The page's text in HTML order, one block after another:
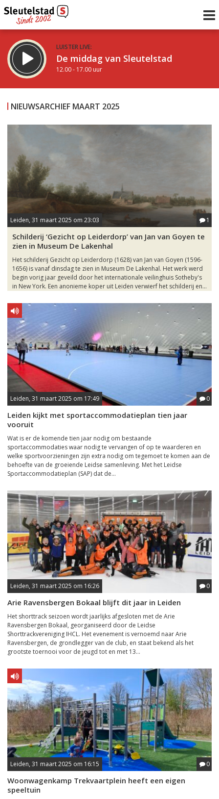
LUISTER LIVE:
De middag van Sleutelstad
12.00 - 17.00 uur
Sleutelstad 30
Vorig uur
Volgend uur
NIEUWSARCHIEF MAART 2025
Leiden, 31 maart 2025 om 23:03 1
Schilderij ‘Gezicht op Leiderdorp’ van Jan van Goyen te
zien in Museum De Lakenhal
Het schilderij Gezicht op Leiderdorp (1628) van Jan van Goyen (1596-
1656) is vanaf dinsdag te zien in Museum De Lakenhal. Het werk werd
begin vorig jaar geveild door het internationale veilinghuis Sotheby's
in New York. Een anonieme koper uit Leiden verwierf het schilderij en...
Leiden, 31 maart 2025 om 17:49 0
Leiden kijkt met sportaccommodatieplan tien jaar
vooruit
Wat is er de komende tien jaar nodig om bestaande
sportaccommodaties waar nodig te vervangen of op te waarderen en
welke sportvoorzieningen zijn extra nodig om tegemoet te komen aan de
behoefte van de groeiende Leidse samenleving. Met het Leidse
Sportaccommodatieplan (SAP) dat de...
Leiden, 31 maart 2025 om 16:26 0
Arie Ravensbergen Bokaal blijft dit jaar in Leiden
Het shorttrack seizoen wordt jaarlijks afgesloten met de Arie
Ravensbergen Bokaal, georganiseerd door de Leidse
Shorttrackvereniging IHCL. Het evenement is vernoemd naar Arie
Ravensbergen, de grondlegger van de club, en staat bekend als het
grootste toernooi voor de jeugd tot en met 13...
Leiden, 31 maart 2025 om 16:15 0
Woonwagenkamp Trekvaartplein heeft een eigen
speeltuin